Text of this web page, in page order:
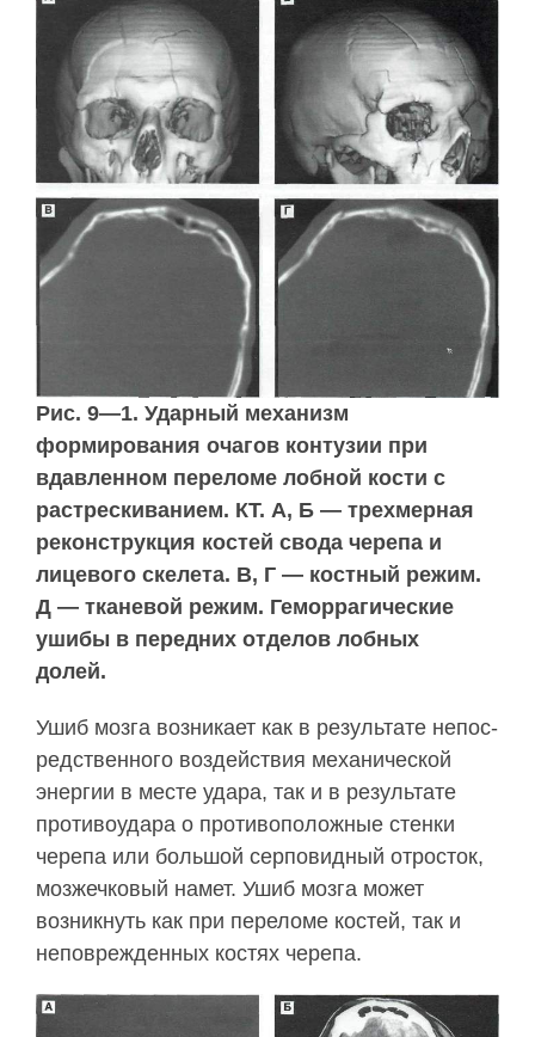
Рис. 9—1. Ударный механизм
формирования очагов контузии при
вдавленном переломе лобной кости с
растрескиванием. КТ. А, Б — трехмерная
реконструкция костей свода черепа и
лицевого скелета. В, Г — костный режим.
Д — тканевой режим. Геморрагические
ушибы в передних отделов лобных
долей.
Ушиб мозга возникает как в результате непос­
редственного воздействия механической
энергии в месте удара, так и в результате
противоудара о противоположные стенки
черепа или большой сер­повидный отросток,
мозжечковый намет. Ушиб мозга может
возникнуть как при переломе костей, так и
неповрежденных костях черепа.